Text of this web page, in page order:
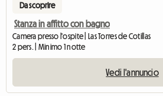
Da scoprire
Stanza in affitto con bagno
Camera presso l'ospite | Las Torres de Cotillas
2 pers. | Minimo 1 notte
Vedi l'annuncio